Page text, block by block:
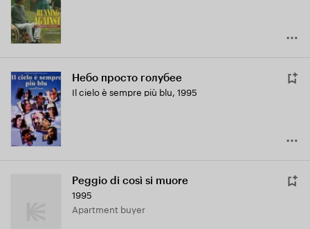
Небо просто голубее
Il cielo è sempre più blu, 1995
Peggio di così si muore
1995
Apartment buyer